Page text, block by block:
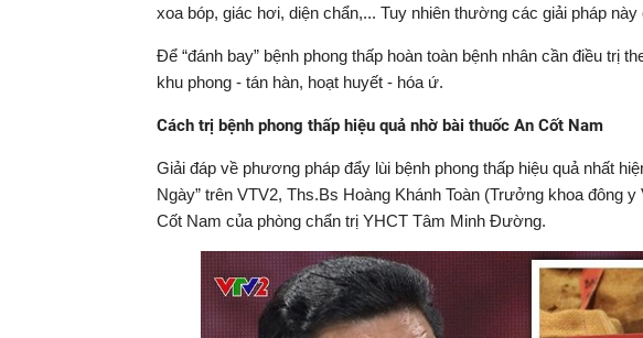
xoa bóp, giác hơi, diện chẩn,... Tuy nhiên thường các giải pháp
Để “đánh bay” bệnh phong thấp hoàn toàn bệnh nhân cần điều trị
khu phong - tán hàn, hoạt huyết - hóa ứ.
Cách trị bệnh phong thấp hiệu quả nhờ bài thuốc An Cốt Nam
Giải đáp về phương pháp đẩy lùi bệnh phong thấp hiệu quả nhất
Ngày” trên VTV2, Ths.Bs Hoàng Khánh Toàn (Trưởng khoa đông
Cốt Nam của phòng chẩn trị YHCT Tâm Minh Đường.